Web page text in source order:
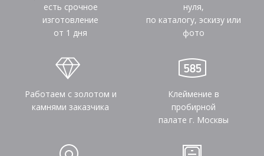
есть срочное
изготовление
от 1 дня
нуля,
по каталогу, эскизу или
фото
Работаем с золотом и
камнями заказчика
Клеймение в
пробирной
палате г. Москвы